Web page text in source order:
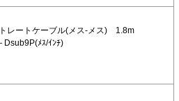
レートケーブル(メス-メス) 1.8m
Dsub9P(ﾒｽ/ｲﾝﾁ)